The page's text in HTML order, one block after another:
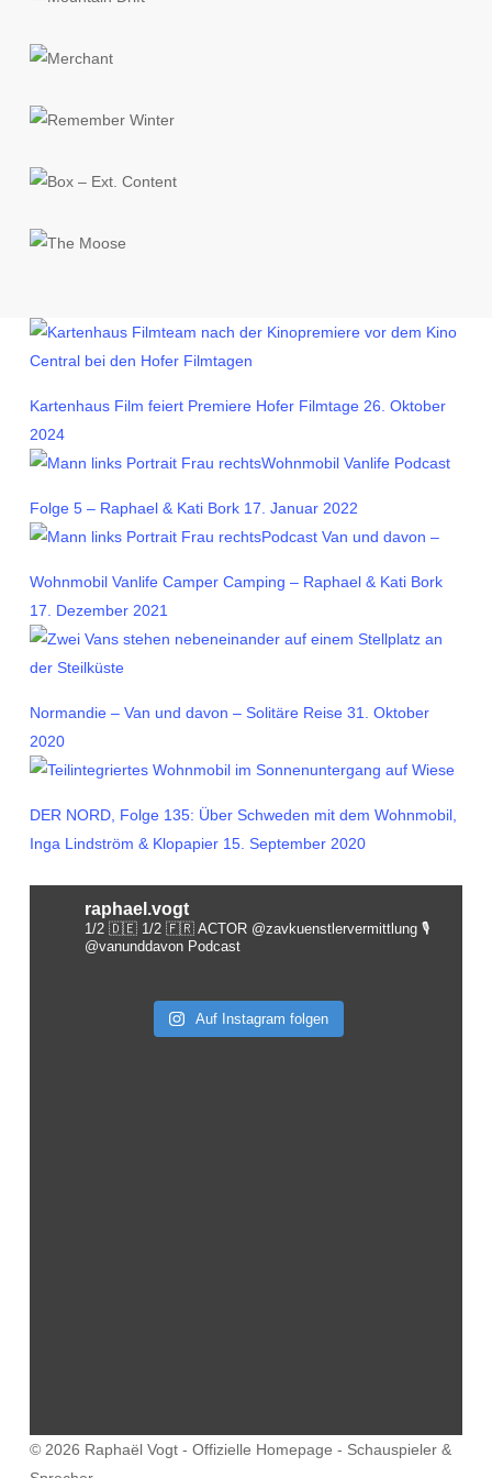
Kartenhaus Film feiert Premiere Hofer Filmtage 26. Oktober
2024
Wohnmobil Vanlife Podcast
Folge 5 – Raphael & Kati Bork 17. Januar 2022
Podcast Van und davon –
Wohnmobil Vanlife Camper Camping – Raphael & Kati Bork
17. Dezember 2021
Normandie – Van und davon – Solitäre Reise 31. Oktober
2020
DER NORD, Folge 135: Über Schweden mit dem Wohnmobil,
Inga Lindström & Klopapier 15. September 2020
raphael.vogt
1/2 🇩🇪 1/2 🇫🇷 ACTOR @zavkuenstlervermittlung 🎙️
@vanunddavon Podcast
Auf Instagram folgen
© 2026 Raphaël Vogt - Offizielle Homepage - Schauspieler &